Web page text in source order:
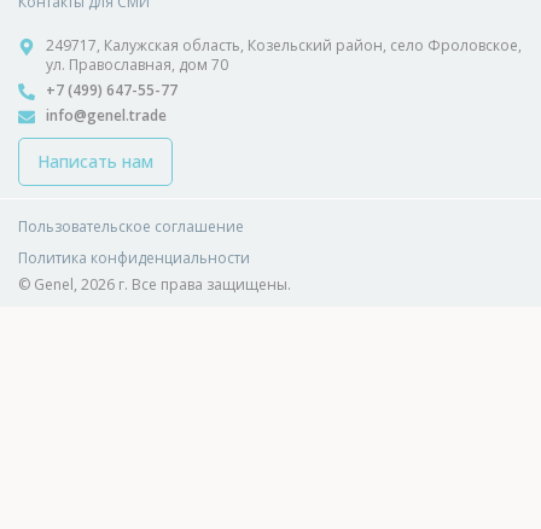
249717, Калужская область, Козельский район, село Фроловское,
ул. Православная, дом 70
+7 (499) 647-55-77
info@genel.trade
Написать нам
© Genel, 2026 г. Все права защищены.
Политика конфиденциальности
Пользовательское соглашение